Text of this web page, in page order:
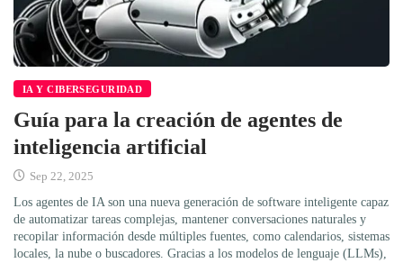
IA Y CIBERSEGURIDAD
Guía para la creación de agentes de
inteligencia artificial
Sep 22, 2025
Los agentes de IA son una nueva generación de software inteligente capaz
de automatizar tareas complejas, mantener conversaciones naturales y
recopilar información desde múltiples fuentes, como calendarios, sistemas
locales, la nube o buscadores. Gracias a los modelos de lenguaje (LLMs),